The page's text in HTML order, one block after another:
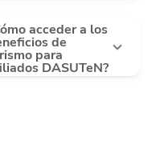
acceder a los
de
para
DASUTeN?